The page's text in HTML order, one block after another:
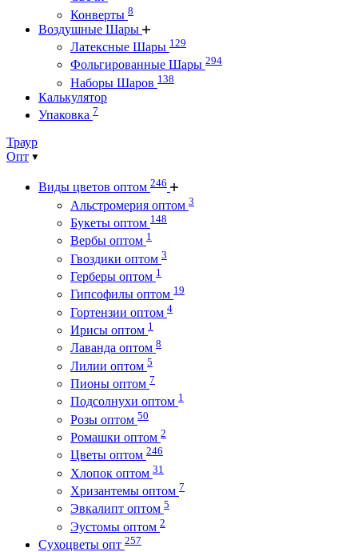
Конверты 8
Воздушные Шары
Латексные Шары 129
Фольгированные Шары 294
Наборы Шаров 138
Калькулятор
Упаковка 7
Траур
Опт
Виды цветов оптом 246
Альстромерия оптом 3
Букеты оптом 148
Вербы оптом 1
Гвоздики оптом 3
Герберы оптом 1
Гипсофилы оптом 19
Гортензии оптом 4
Ирисы оптом 1
Лаванда оптом 8
Лилии оптом 5
Пионы оптом 7
Подсолнухи оптом 1
Розы оптом 50
Ромашки оптом 2
Цветы оптом 246
Хлопок оптом 31
Хризантемы оптом 7
Эвкалипт оптом 5
Эустомы оптом 2
Сухоцветы опт 257